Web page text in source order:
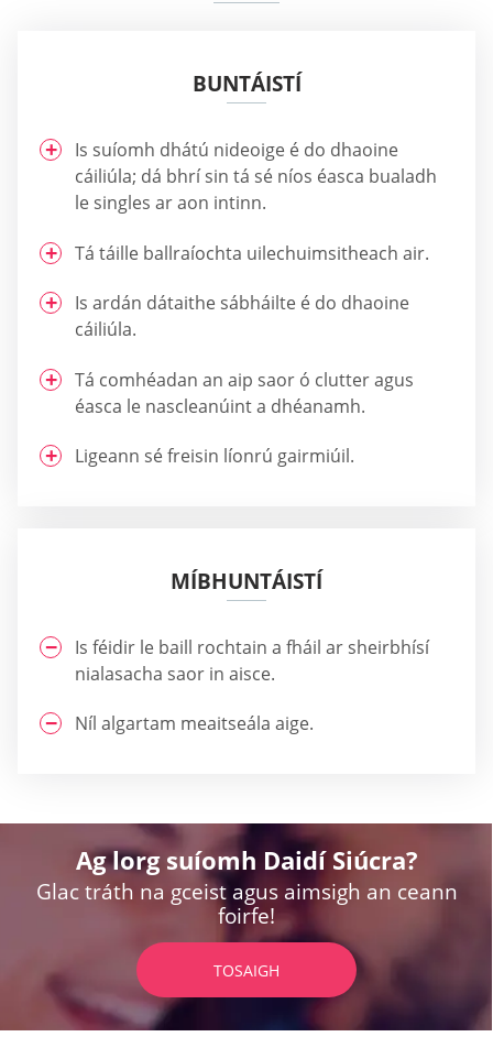
BUNTÁISTÍ
Is suíomh dhátú nideoige é do dhaoine
cáiliúla; dá bhrí sin tá sé níos éasca bualadh
le singles ar aon intinn.
Tá táille ballraíochta uilechuimsitheach air.
Is ardán dátaithe sábháilte é do dhaoine
cáiliúla.
Tá comhéadan an aip saor ó clutter agus
éasca le nascleanúint a dhéanamh.
Ligeann sé freisin líonrú gairmiúil.
MÍBHUNTÁISTÍ
Is féidir le baill rochtain a fháil ar sheirbhísí
nialasacha saor in aisce.
Níl algartam meaitseála aige.
Ag lorg suíomh Daidí Siúcra?
Glac tráth na gceist agus aimsigh an ceann
foirfe!
TOSAIGH